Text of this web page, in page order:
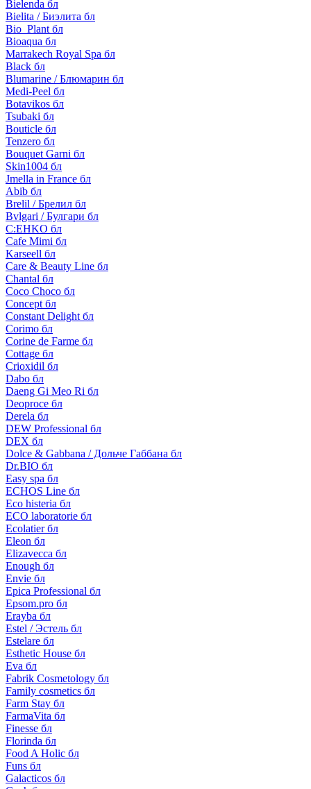
Bielenda бл
Bielita / Биэлита бл
Bio_Plant бл
Bioaqua бл
Marrakech Royal Spa бл
Black бл
Blumarine / Блюмарин бл
Medi-Peel бл
Botavikos бл
Tsubaki бл
Bouticle бл
Tenzero бл
Bouquet Garni бл
Skin1004 бл
Jmella in France бл
Abib бл
Brelil / Брелил бл
Bvlgari / Булгари бл
C:EHKO бл
Cafe Mimi бл
Karseell бл
Care & Beauty Line бл
Chantal бл
Coco Choco бл
Concept бл
Constant Delight бл
Corimo бл
Corine de Farme бл
Cottage бл
Crioxidil бл
Dabo бл
Daeng Gi Meo Ri бл
Deoproce бл
Derela бл
DEW Professional бл
DEX бл
Dolce & Gabbana / Дольче Габбана бл
Dr.BIO бл
Easy spa бл
ECHOS Line бл
Eco histeria бл
ECO laboratorie бл
Ecolatier бл
Eleon бл
Elizavecca бл
Enough бл
Envie бл
Epica Professional бл
Epsom.pro бл
Erayba бл
Estel / Эстель бл
Estelare бл
Esthetic House бл
Eva бл
Fabrik Cosmetology бл
Family cosmetics бл
Farm Stay бл
FarmaVita бл
Finesse бл
Florinda бл
Food A Holic бл
Funs бл
Galacticos бл